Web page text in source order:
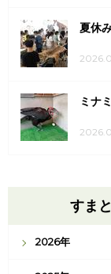
夏休
ミナ
すま
2026年